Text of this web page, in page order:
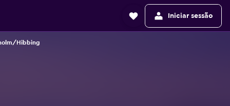
Iniciar sessão
Hibbing